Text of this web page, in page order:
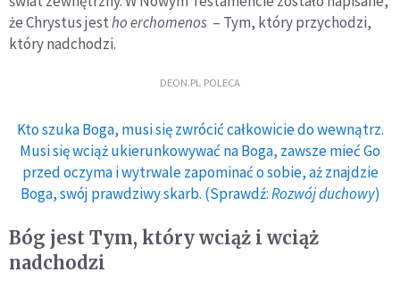
że Chrystus jestho erchomenos – Tym, który przychodzi,
który nadchodzi.
DEON.PL POLECA
Kto szuka Boga, musi się zwrócić całkowicie do wewnątrz.
Musi się wciąż ukierunkowywać na Boga, zawsze mieć Go
przed oczyma i wytrwale zapominać o sobie, aż znajdzie
Boga, swój prawdziwy skarb. (Sprawdź:Rozwój duchowy)
Bóg jest Tym, który wciąż i wciąż
nadchodzi